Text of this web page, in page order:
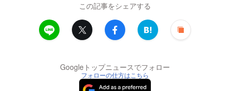
この記事をシェアする
Googleトップニュースでフォロー
フォローの仕方はこちら